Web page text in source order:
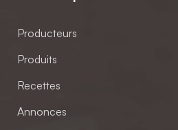
Producteurs
Produits
Recettes
Annonces